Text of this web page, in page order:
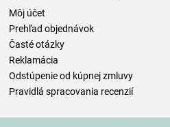
Môj účet
Prehľad objednávok
Časté otázky
Reklamácia
Odstúpenie od kúpnej zmluvy
Pravidlá spracovania recenzií